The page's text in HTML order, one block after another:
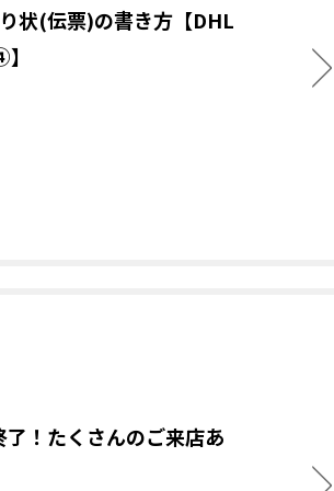
状(伝票)の書き方【DHL
！たくさんのご来店あ